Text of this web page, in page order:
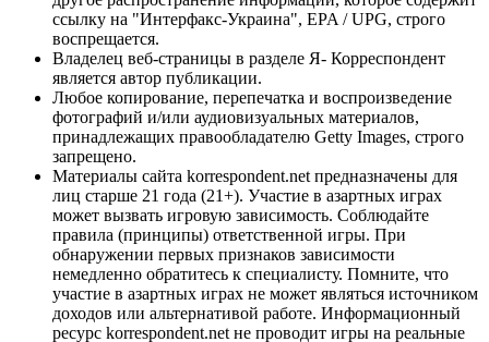
ссылку на "Интерфакс-Украина", EPA / UPG, строго
воспрещается.
Владелец веб-страницы в разделе Я- Корреспондент
является автор публикации.
Любое копирование, перепечатка и воспроизведение
фотографий и/или аудиовизуальных материалов,
принадлежащих правообладателю Getty Images, строго
запрещено.
Материалы сайта korrespondent.net предназначены для
лиц старше 21 года (21+). Участие в азартных играх
может вызвать игровую зависимость. Соблюдайте
правила (принципы) ответственной игры. При
обнаружении первых признаков зависимости
немедленно обратитесь к специалисту. Помните, что
участие в азартных играх не может являться источником
доходов или альтернативой работе. Информационный
ресурс korrespondent.net не проводит игры на реальные